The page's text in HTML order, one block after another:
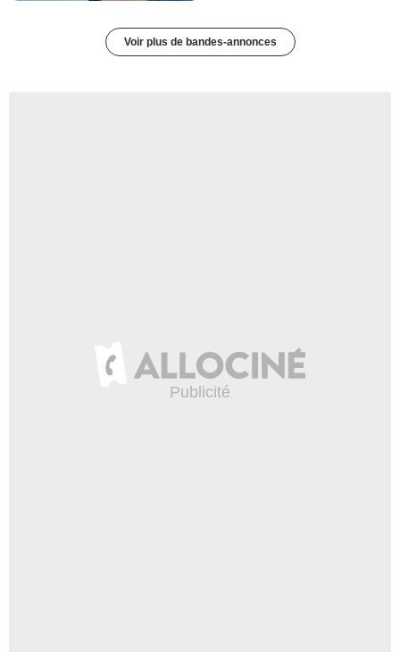
Voir plus de bandes-annonces